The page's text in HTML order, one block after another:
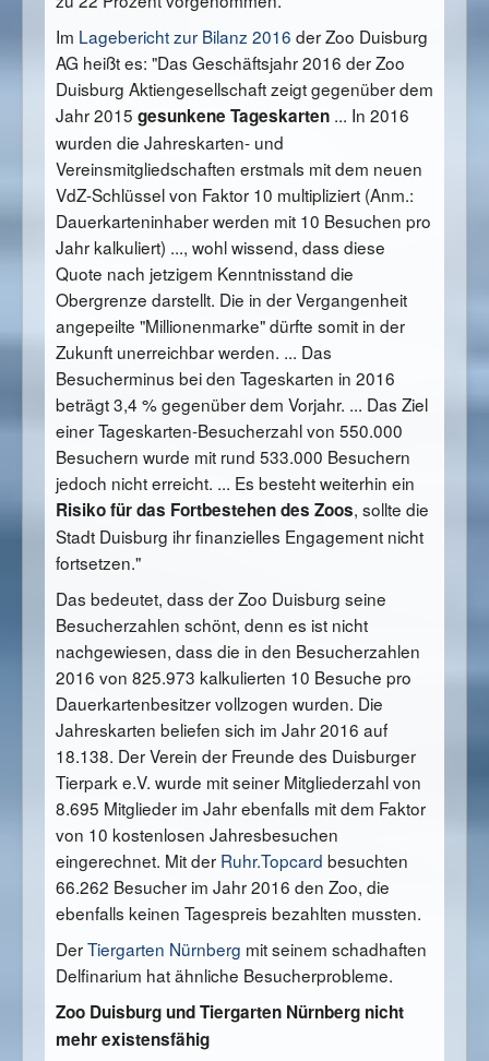
Im Lagebericht zur Bilanz 2016 der Zoo Duisburg
AG heißt es: "Das Geschäftsjahr 2016 der Zoo
Duisburg Aktiengesellschaft zeigt gegenüber dem
Jahr 2015 gesunkene Tageskarten ... In 2016
wurden die Jahreskarten- und
Vereinsmitgliedschaften erstmals mit dem neuen
VdZ-Schlüssel von Faktor 10 multipliziert (Anm.:
Dauerkarteninhaber werden mit 10 Besuchen pro
Jahr kalkuliert) ..., wohl wissend, dass diese
Quote nach jetzigem Kenntnisstand die
Obergrenze darstellt. Die in der Vergangenheit
angepeilte "Millionenmarke" dürfte somit in der
Zukunft unerreichbar werden. ... Das
Besucherminus bei den Tageskarten in 2016
beträgt 3,4 % gegenüber dem Vorjahr. ... Das Ziel
einer Tageskarten-Besucherzahl von 550.000
Besuchern wurde mit rund 533.000 Besuchern
jedoch nicht erreicht. ... Es besteht weiterhin ein
Risiko für das Fortbestehen des Zoos, sollte die
Stadt Duisburg ihr finanzielles Engagement nicht
fortsetzen."
Das bedeutet, dass der Zoo Duisburg seine
Besucherzahlen schönt, denn es ist nicht
nachgewiesen, dass die in den Besucherzahlen
2016 von 825.973 kalkulierten 10 Besuche pro
Dauerkartenbesitzer vollzogen wurden. Die
Jahreskarten beliefen sich im Jahr 2016 auf
18.138. Der Verein der Freunde des Duisburger
Tierpark e.V. wurde mit seiner Mitgliederzahl von
8.695 Mitglieder im Jahr ebenfalls mit dem Faktor
von 10 kostenlosen Jahresbesuchen
eingerechnet. Mit der Ruhr.Topcard besuchten
66.262 Besucher im Jahr 2016 den Zoo, die
ebenfalls keinen Tagespreis bezahlten mussten.
DerTiergarten Nürnberg mit seinem schadhaften
Delfinarium hat ähnliche Besucherprobleme.
Zoo Duisburg und Tiergarten Nürnberg nicht
mehr existensfähig